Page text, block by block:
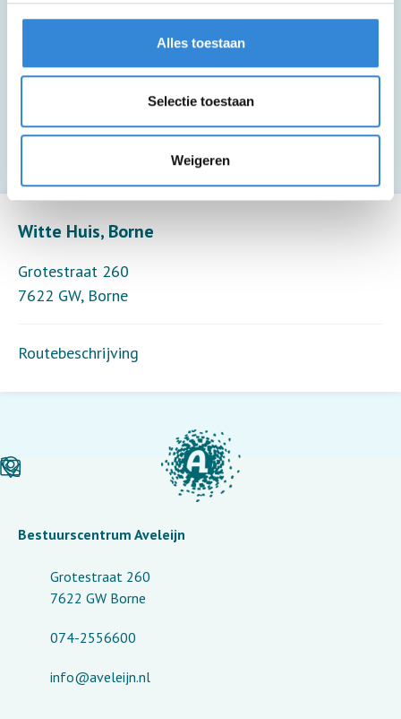
Alles toestaan
Selectie toestaan
Weigeren
Leaflet| ©OpenStreetMapcontributors
Witte Huis, Borne
Grotestraat 260
7622 GW, Borne
Routebeschrijving
Deze activiteit is inclusief een kopje
koffie of thee.
Deze activiteit is inclusief begeleiding (6
deelnemers per begeleider).
Bestuurscentrum Aveleijn
Grotestraat 260
7622 GW Borne
074-2556600
info@aveleijn.nl